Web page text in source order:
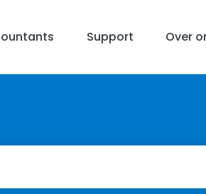
Support Over